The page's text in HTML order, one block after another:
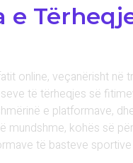
e
online, veçanërisht në
të tërheqjes së
e platformave,
kohës së
të basteve